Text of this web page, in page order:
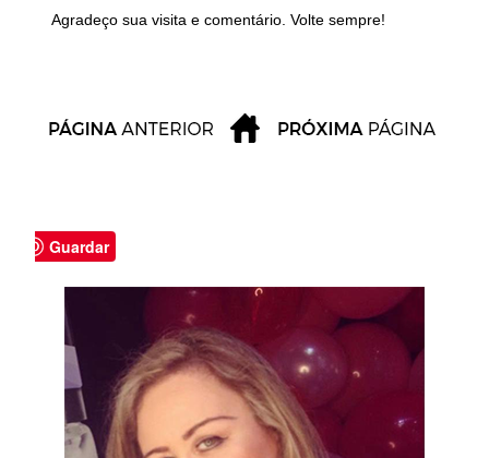
Agradeço sua visita e comentário. Volte sempre!
Guardar